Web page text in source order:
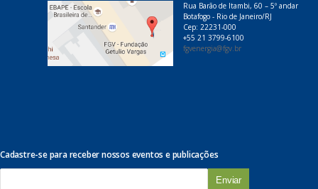
Rua Barão de Itambi, 60 – 5º andar
Botafogo - Rio de Janeiro/RJ
Cep: 22231-000
+55 21 3799-6100
fgvenergia@fgv.br
Cadastre-se para receber nossos eventos e publicações